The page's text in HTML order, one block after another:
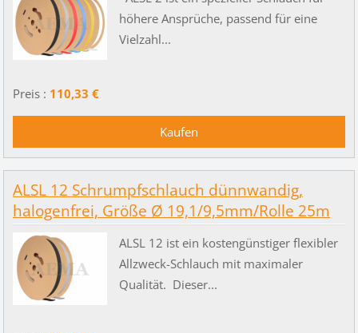
höhere Ansprüche, passend für eine
Vielzahl...
Preis : 110,33 €
ALSL 12 Schrumpfschlauch dünnwandig,
halogenfrei, Größe Ø 19,1/9,5mm/Rolle 25m
ALSL 12 ist ein kostengünstiger flexibler
Allzweck-Schlauch mit maximaler
Qualität. Dieser...